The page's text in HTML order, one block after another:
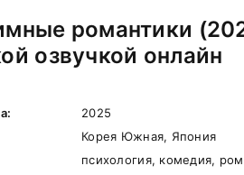
романтики
озвучкой онлайн
2025
Корея Южная, Япония
психология, комедия,